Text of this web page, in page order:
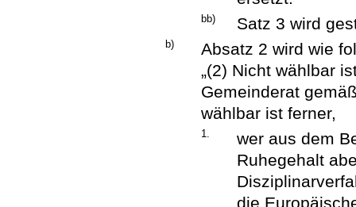
bb) Satz 3 wird
b)
Absatz 2 wird wie
„(2) Nicht wählbar
Gemeinderat
wählbar ist ferner,
1.
wer aus dem
Ruhegehalt
die